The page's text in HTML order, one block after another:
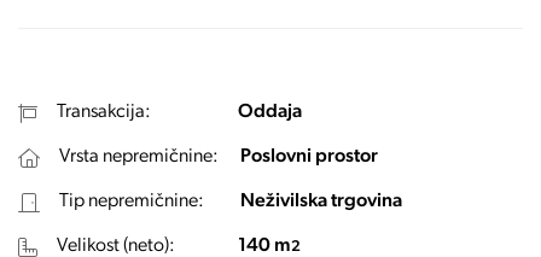
Transakcija: Oddaja
Vrsta nepremičnine: Poslovni prostor
Tip nepremičnine: Neživilska trgovina
Velikost (neto): 140 m2